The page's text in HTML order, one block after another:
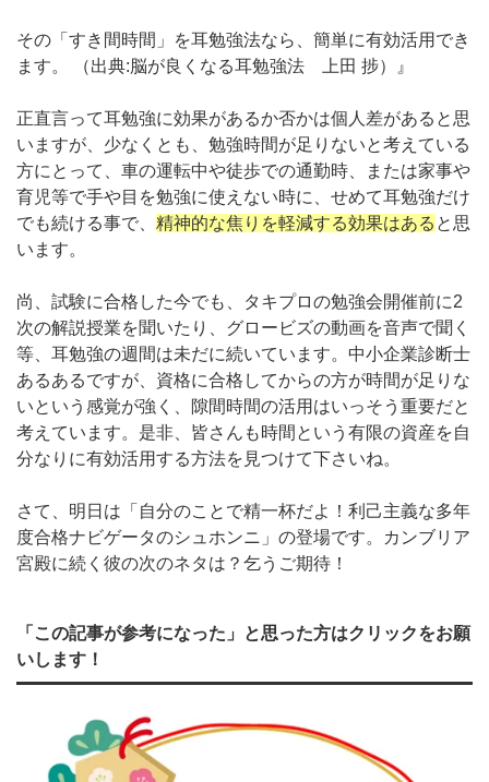
その「すき間時間」を耳勉強法なら、簡単に有効活用でき
ます。 （出典:脳が良くなる耳勉強法 上田 捗）』
正直言って耳勉強に効果があるか否かは個人差があると思
いますが、少なくとも、勉強時間が足りないと考えている
方にとって、車の運転中や徒歩での通勤時、または家事や
育児等で手や目を勉強に使えない時に、せめて耳勉強だけ
でも続ける事で、 精神的な焦りを軽減する効果はある と思
います。
尚、試験に合格した今でも、タキプロの勉強会開催前に2
次の解説授業を聞いたり、グロービズの動画を音声で聞く
等、耳勉強の週間は未だに続いています。中小企業診断士
あるあるですが、資格に合格してからの方が時間が足りな
いという感覚が強く、隙間時間の活用はいっそう重要だと
考えています。是非、皆さんも時間という有限の資産を自
分なりに有効活用する方法を見つけて下さいね。
さて、明日は「自分のことで精一杯だよ！利己主義な多年
度合格ナビゲータのシュホンニ」の登場です。カンブリア
宮殿に続く彼の次のネタは？乞うご期待！
「この記事が参考になった」と思った方はクリックをお願
いします！